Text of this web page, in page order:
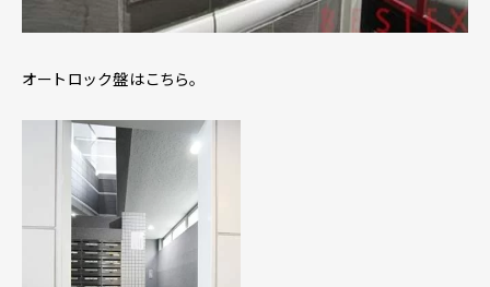
オートロック盤はこちら。